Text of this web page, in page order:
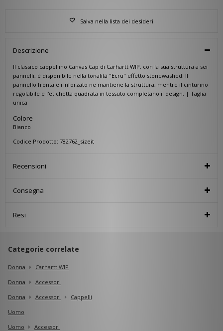
Salva nella lista dei desideri
Descrizione
Il classico cappellino Canvas Cap di Carhartt WIP, con la sua struttura a sei
pannelli, è disponibile nella tonalità "Ecru" effetto stonewashed. Il
pannello frontale rinforzato ne mantiene la struttura, mentre il cinturino
regolabile e l'etichetta quadrata in tessuto completano il design. | Taglia
unica
Colore
Bianco
Codice Prodotto: 782762_sizeit
Recensioni
Consegna
Resi
Categorie correlate
Donna
Carhartt WIP
Donna
Accessori
Donna
Accessori
Cappelli
Uomo
Uomo
Accessori